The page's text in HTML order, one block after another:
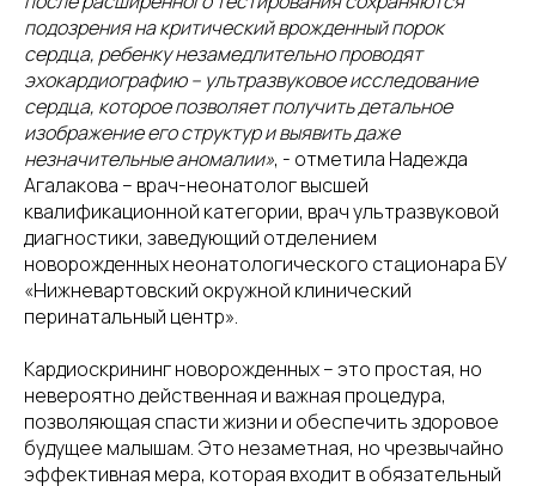
подозрения на критический врожденный порок
сердца, ребенку незамедлительно проводят
эхокардиографию – ультразвуковое исследование
сердца, которое позволяет получить детальное
изображение его структур и выявить даже
незначительные аномалии», - отметила Надежда
Агалакова – врач-неонатолог высшей
квалификационной категории, врач ультразвуковой
диагностики, заведующий отделением
новорожденных неонатологического стационара БУ
«Нижневартовский окружной клинический
перинатальный центр».
Кардиоскрининг новорожденных – это простая, но
невероятно действенная и важная процедура,
позволяющая спасти жизни и обеспечить здоровое
будущее малышам. Это незаметная, но чрезвычайно
эффективная мера, которая входит в обязательный